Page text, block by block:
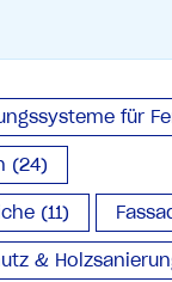
für
(24)
(11)
&